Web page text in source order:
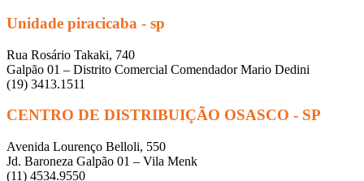
Unidade piracicaba - sp
Rua Rosário Takaki, 740
Galpão 01 – Distrito Comercial Comendador Mario Dedini
(19) 3413.1511
CENTRO DE DISTRIBUIÇÃO OSASCO - SP
Avenida Lourenço Belloli, 550
Jd. Baroneza Galpão 01 – Vila Menk
(11) 4534.9550